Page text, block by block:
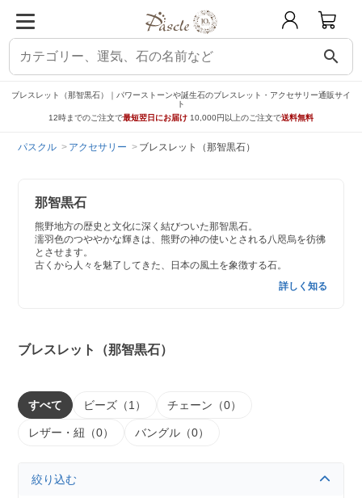
search
ブレスレット（那智黒石）｜パワーストーンや誕生石のブレスレット・アクセサリー通販サイ
ト
12時までのご注文で最短翌日にお届け 10,000円以上のご注文で送料無料
パスクル アクセサリー ブレスレット（那智黒石）
那智黒石
熊野地方の歴史と文化に深く結びついた那智黒石。
濡羽色のつややかな輝きは、熊野の神の使いとされる八咫烏を彷彿
とさせます。
古くから人々を魅了してきた、日本の風土を象徴する石。
詳しく知る
ブレスレット（那智黒石）
すべて ビーズ（1） チェーン（0）
レザー・紐（0） バングル（0）
絞り込む